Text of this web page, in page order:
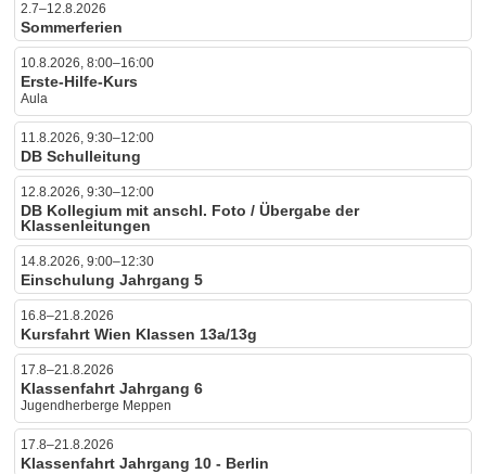
2.7–12.8.2026
Sommerferien
10.8.2026, 8:00–16:00
Erste-Hilfe-Kurs
Aula
11.8.2026, 9:30–12:00
DB Schulleitung
12.8.2026, 9:30–12:00
DB Kollegium mit anschl. Foto / Übergabe der
Klassenleitungen
14.8.2026, 9:00–12:30
Einschulung Jahrgang 5
16.8–21.8.2026
Kursfahrt Wien Klassen 13a/13g
17.8–21.8.2026
Klassenfahrt Jahrgang 6
Jugendherberge Meppen
17.8–21.8.2026
Klassenfahrt Jahrgang 10 - Berlin